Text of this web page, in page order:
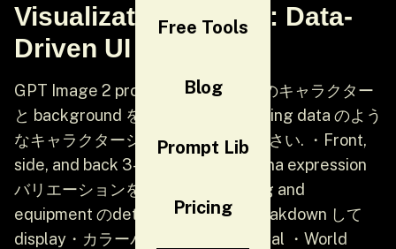
Free Tools
Blog
Prompt Lib
Pricing
Visualization Design: Data-
Driven UI Graphics
GPT Image 2 prompt: [Chinese] このキャラクター
と background を元に, formula setting data のよう
なキャラクターシートを成してください. ・Front,
side, and back 3-sided mask ・Kurna expression
バリエーションを added ・Clothing and
equipment のdetailed パーツを breakdown して
display・カラーパレットをAdditional ・World